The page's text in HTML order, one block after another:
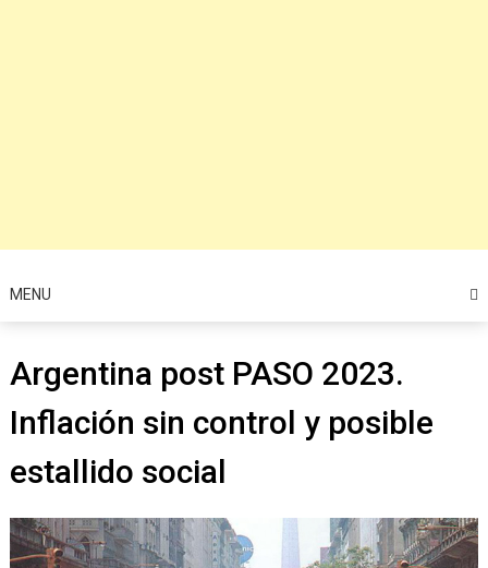
MENU
Argentina post PASO 2023.
Inflación sin control y posible
estallido social